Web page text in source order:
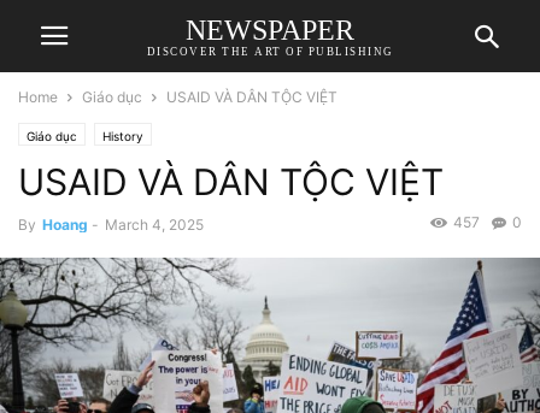
NEWSPAPER
DISCOVER THE ART OF PUBLISHING
Home Giáo dục USAID VÀ DÂN TỘC VIỆT
Giáo dục History
USAID VÀ DÂN TỘC VIỆT
By Hoang - March 4, 2025 0
457